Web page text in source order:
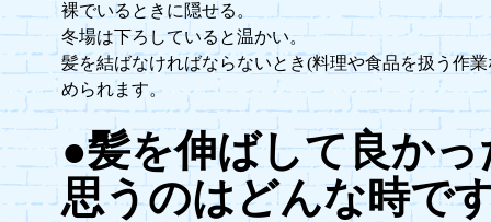
裸でいるときに隠せる。
冬場は下ろしていると温かい。
髪を結ばなければならないとき(料理や食品を扱う作
められます。
●髪を伸ばして良か
思うのはどんな時で